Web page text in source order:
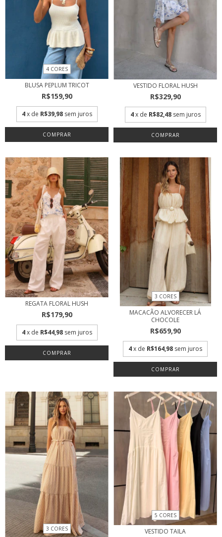
4 CORES
BLUSA PEPLUM TRICOT
R$159,90
4 x de R$39,98 sem juros
COMPRAR
VESTIDO FLORAL HUSH
R$329,90
4 x de R$82,48 sem juros
COMPRAR
REGATA FLORAL HUSH
R$179,90
4 x de R$44,98 sem juros
COMPRAR
3 CORES
MACACÃO ALVORECER LÁ
CHOCOLE
R$659,90
4x de R$164,98 sem juros
COMPRAR
3 CORES
5 CORES
VESTIDO TAILA